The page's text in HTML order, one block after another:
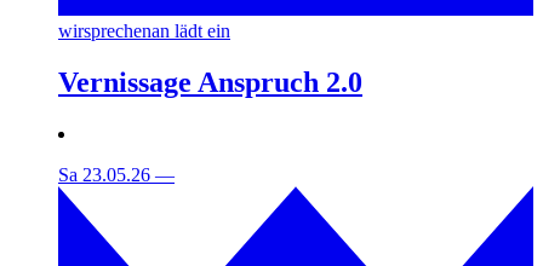
wirsprechenan lädt ein
Vernissage Anspruch 2.0
Sa 23.05.26 —